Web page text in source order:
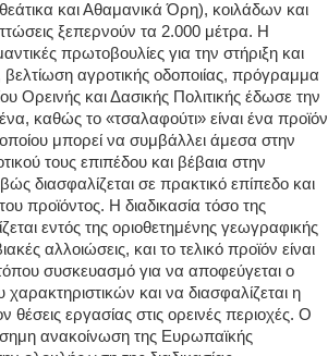
και Αθαμανικά Όρη), κοιλάδων και
ξεπερνούν τα 2.000 μέτρα. Η
πρωτοβουλίες για την στήριξη και
αγροτικής οδοποιίας, πρόγραμμα
Ορεινής και Δασικής Πολιτικής έδωσε την
καθώς το «τσαλαφούτι» είναι ένα προϊόν
μπορεί να συμβάλλει άμεσα στην
τους επιπέδου και βέβαια στην
διασφαλίζεται σε πρακτικό επίπεδο και
προϊόντος. Η διαδικασία τόσο της
εντός της οριοθετημένης γεωγραφικής
αλλοιώσεις, και το τελικό προϊόν είναι
συσκευασμό για να αποφεύγεται ο
και να διασφαλίζεται η
εργασίας στις ορεινές περιοχές. Ο
ανακοίνωση της Ευρωπαϊκής